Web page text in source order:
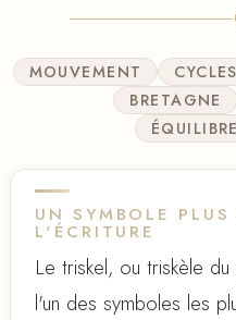
MOUVEMENT CYCLES
BRETAGNE
UN SYMBOLE
L'ÉCRITURE
Le triskel, ou triskèle
l'un des symboles les